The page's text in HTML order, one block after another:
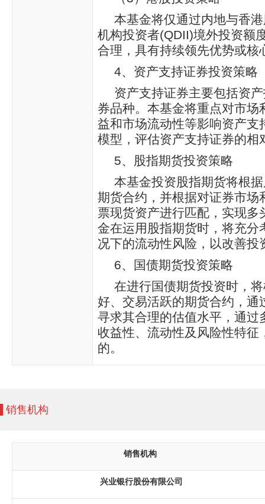
本基金将仅通过内地与香
机构投资者(QDII)境外投资额
合理，具有持续领先优势或
4、资产支持证券投资策略
资产支持证券主要包括资
券品种。本基金将重点对市
益和市场流动性等影响资产
模型，评估资产支持证券的
5、股指期货投资策略
本基金投资股指期货将根
期货合约，并根据对证券市
票现货资产进行匹配，实现
金在运用股指期货时，将充
况下的流动性风险，以改善投
6、国债期货投资策略
在进行国债期货投资时，
好、交易活跃的期货合约，
寻求其合理的估值水平，通
收益性、流动性及风险性特
的。
销售机构
销售机构
兴业银行股份有限公司